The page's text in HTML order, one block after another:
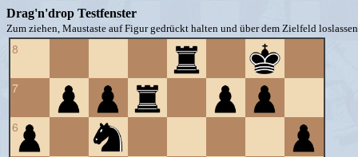
Drag'n'drop Testfenster
Zum ziehen, Maustaste auf Figur gedrückt halten und über dem Zielfeld
8
7
6